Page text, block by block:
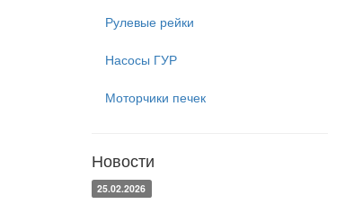
Рулевые рейки
Насосы ГУР
Моторчики печек
Новости
25.02.2026